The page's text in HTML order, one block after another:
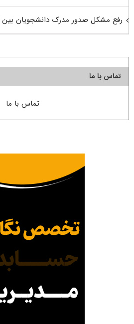
رفع مشکل صدور مدرک دانشجویان بین
تماس با ما
تماس با ما